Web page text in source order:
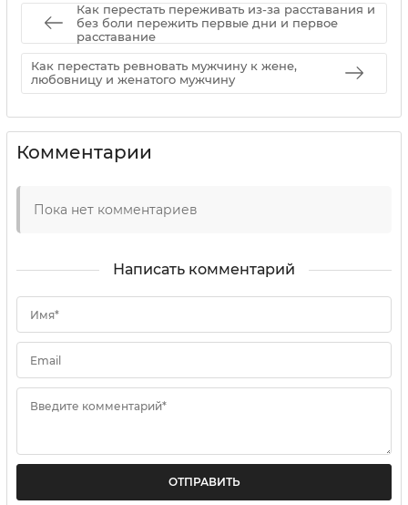
Как перестать переживать из-за расставания и
без боли пережить первые дни и первое
расставание
Как перестать ревновать мужчину к жене,
любовницу и женатого мужчину
Комментарии
Пока нет комментариев
Написать комментарий
Имя*
Email
Введите комментарий*
ОТПРАВИТЬ